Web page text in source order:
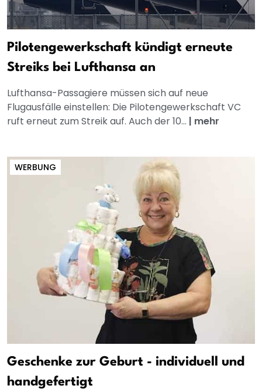
Pilotengewerkschaft kündigt erneute
Streiks bei Lufthansa an
Lufthansa-Passagiere müssen sich auf neue
Flugausfälle einstellen: Die Pilotengewerkschaft VC
ruft erneut zum Streik auf. Auch der 10... | mehr
WERBUNG
Geschenke zur Geburt - individuell und
handgefertigt